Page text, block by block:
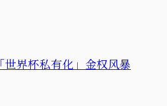
界杯私有化」金权风暴